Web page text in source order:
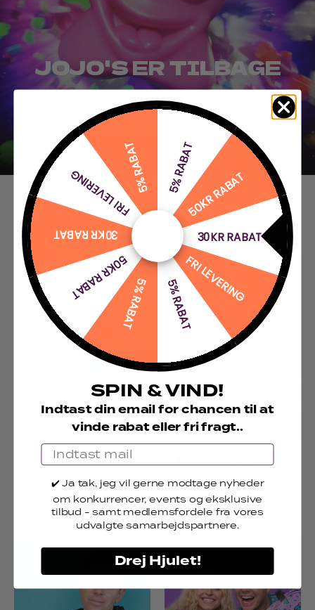
JOJO'S ER TILBAGE
JOJO'S NEXT GENERATION
SE ALLE JOJO'S HER
Populære YouTubers
Alexander
Husum
View collection
View collection
5% RABAT50KR RABAT
30KR RABAT
FRI LEVERING
5% RABAT
5% RABAT
50KR RABAT
30KR RABAT
FRI LEVERING5% RABAT
SPIN & VIND!
Indtast din email for chancen til at
vinde rabat eller fri fragt..
Email
✔️ Ja tak, jeg vil gerne modtage nyheder
om konkurrencer, events og eksklusive
tilbud - samt medlemsfordele fra vores
udvalgte samarbejdspartnere.
Drej Hjulet!